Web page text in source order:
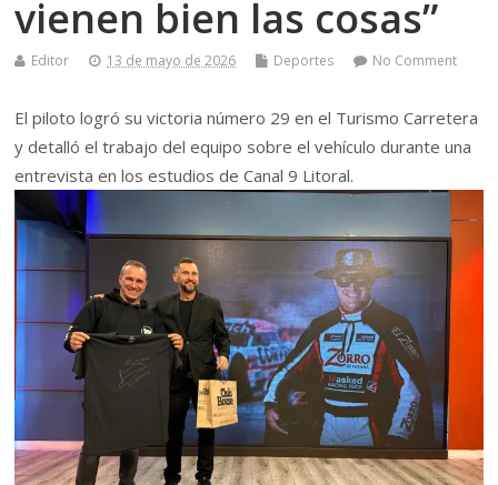
vienen bien las cosas”
Editor 13 de mayo de 2026 Deportes No Comment
El piloto logró su victoria número 29 en el Turismo Carretera
y detalló el trabajo del equipo sobre el vehículo durante una
entrevista en los estudios de Canal 9 Litoral.